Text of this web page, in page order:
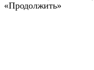
«Продолжить»